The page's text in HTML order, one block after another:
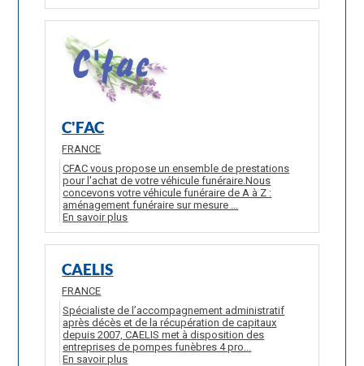
C'FAC
FRANCE
CFAC vous propose un ensemble de prestations
pour l'achat de votre véhicule funéraire.Nous
concevons votre véhicule funéraire de A à Z :
aménagement funéraire sur mesure ...
En savoir plus
CAELIS
FRANCE
Spécialiste de l’accompagnement administratif
après décès et de la récupération de capitaux
depuis 2007, CAELIS met à disposition des
entreprises de pompes funèbres 4 pro...
En savoir plus